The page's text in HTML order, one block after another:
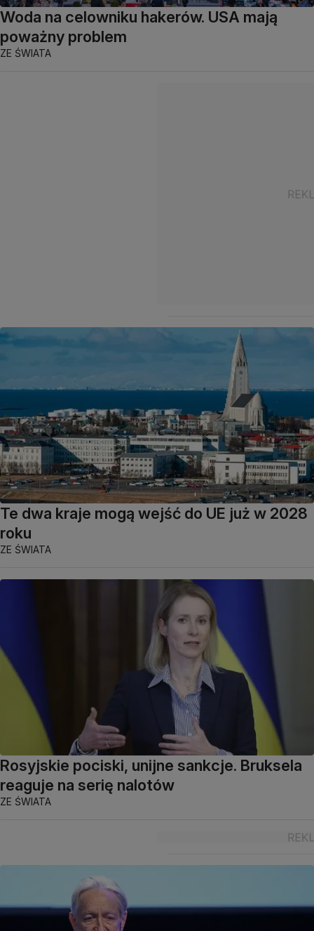
Woda na celowniku hakerów. USA mają
poważny problem
ZE ŚWIATA
Te dwa kraje mogą wejść do UE już w 2028
roku
ZE ŚWIATA
Rosyjskie pociski, unijne sankcje. Bruksela
reaguje na serię nalotów
ZE ŚWIATA